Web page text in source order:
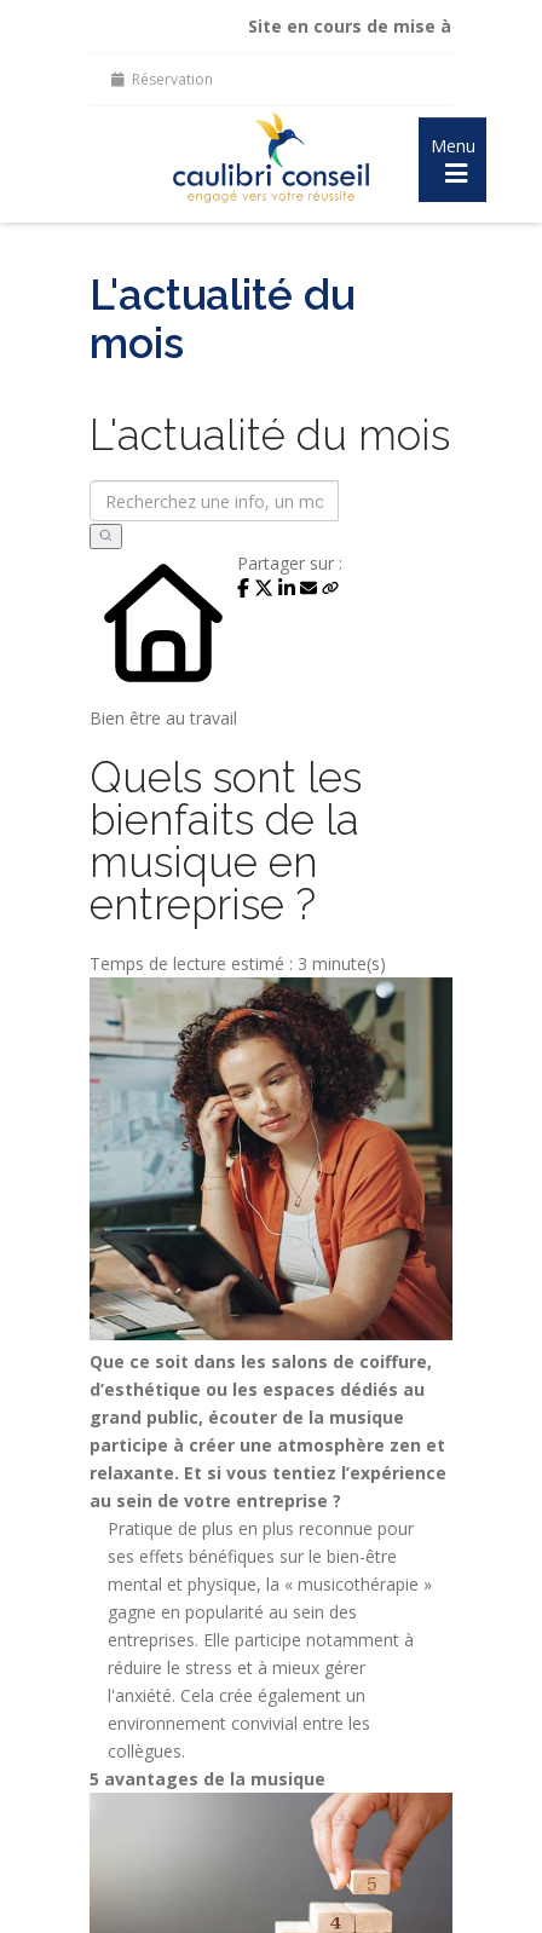
Site en cours de mise à jour :
Réservation
Menu
L'actualité du
mois
L'actualité du mois
Bien être au travail
Partager sur :
Quels sont les
bienfaits de la
musique en
entreprise ?
Temps de lecture estimé : 3 minute(s)
Que ce soit dans les salons de coiffure,
d’esthétique ou les espaces dédiés au
grand public, écouter de la musique
participe à créer une atmosphère zen et
relaxante. Et si vous tentiez l’expérience
au sein de votre entreprise ?
Pratique de plus en plus reconnue pour
ses effets bénéfiques sur le bien-être
mental et physique, la « musicothérapie »
gagne en popularité au sein des
entreprises. Elle participe notamment à
réduire le stress et à mieux gérer
l'anxiété. Cela crée également un
environnement convivial entre les
collègues.
5 avantages de la musique